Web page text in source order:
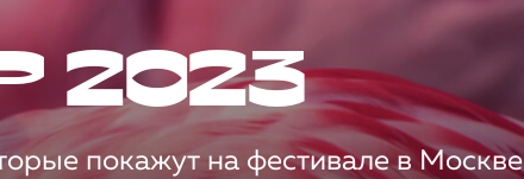
2023
покажут на фестивале в Москве